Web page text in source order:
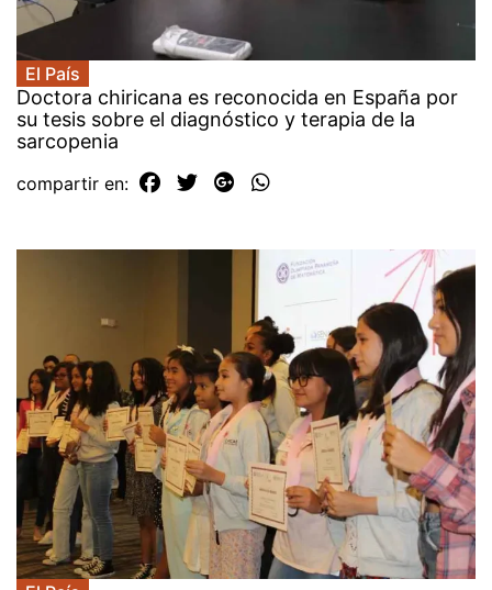
El País
Doctora chiricana es reconocida en España por
su tesis sobre el diagnóstico y terapia de la
sarcopenia
compartir en: